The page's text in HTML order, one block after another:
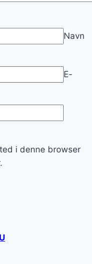
Navn
E-
i denne browser